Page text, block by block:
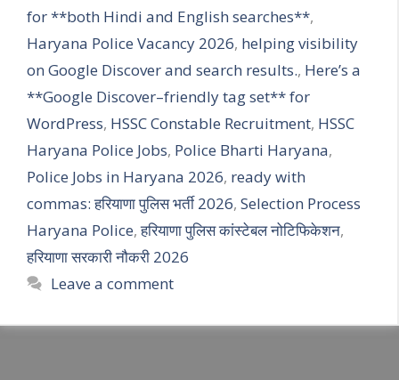
for **both Hindi and English searches**,
Haryana Police Vacancy 2026, helping visibility
on Google Discover and search results., Here’s a
**Google Discover–friendly tag set** for
WordPress, HSSC Constable Recruitment, HSSC
Haryana Police Jobs, Police Bharti Haryana,
Police Jobs in Haryana 2026, ready with
commas: हरियाणा पुलिस भर्ती 2026, Selection Process
Haryana Police,हरियाणा पुलिस कांस्टेबल नोटिफिकेशन,
हरियाणा सरकारी नौकरी 2026
Leave a comment